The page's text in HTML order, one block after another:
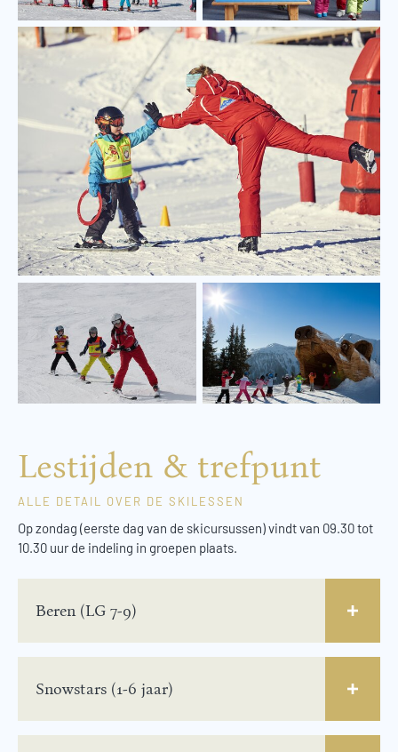
Lestijden & trefpunt
ALLE DETAIL OVER DE SKILESSEN
Op zondag (eerste dag van de skicursussen) vindt van 09.30 tot
10.30 uur de indeling in groepen plaats.
Beren (LG 7-9)
Snowstars (1-6 jaar)